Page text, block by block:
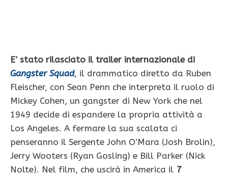
E’ stato rilasciato il trailer internazionale di
Gangster Squad, il drammatico diretto da Ruben
Fleischer, con Sean Penn che interpreta il ruolo di
Mickey Cohen, un gangster di New York che nel
1949 decide di espandere la propria attività a
Los Angeles. A fermare la sua scalata ci
penseranno il Sergente John O’Mara (Josh Brolin),
Jerry Wooters (Ryan Gosling) e Bill Parker (Nick
Nolte). Nel film, che uscirà in America il 7